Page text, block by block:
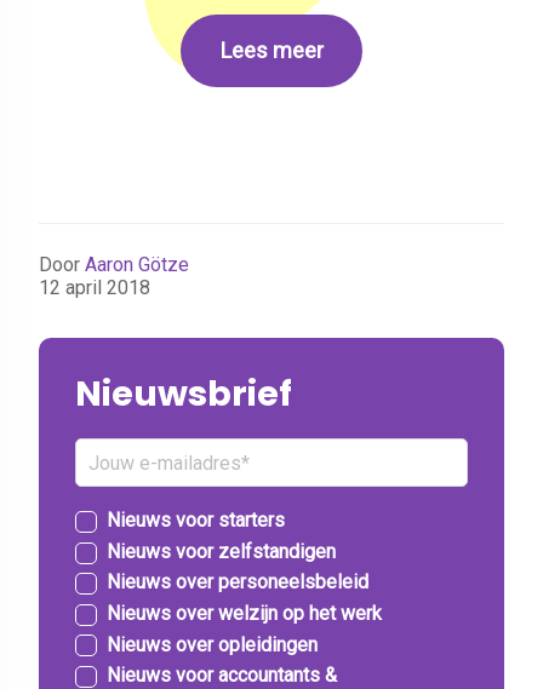
Lees meer
Door Aaron Götze
12 april 2018
Nieuwsbrief
Nieuws voor starters
Nieuws voor zelfstandigen
Nieuws over personeelsbeleid
Nieuws over welzijn op het werk
Nieuws over opleidingen
Nieuws voor accountants &